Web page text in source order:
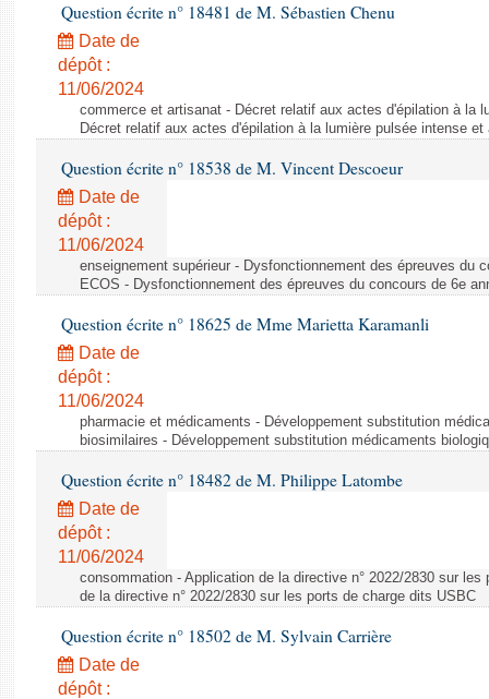
Question écrite n° 18481 de M. Sébastien Chenu
Date de
dépôt :
11/06/2024
commerce et artisanat - Décret relatif aux actes d'épilation à la
Décret relatif aux actes d'épilation à la lumière pulsée intense et
Question écrite n° 18538 de M. Vincent Descoeur
Date de
dépôt :
11/06/2024
enseignement supérieur - Dysfonctionnement des épreuves du
ECOS - Dysfonctionnement des épreuves du concours de 6e
Question écrite n° 18625 de Mme Marietta Karamanli
Date de
dépôt :
11/06/2024
pharmacie et médicaments - Développement substitution
biosimilaires - Développement substitution médicaments
Question écrite n° 18482 de M. Philippe Latombe
Date de
dépôt :
11/06/2024
consommation - Application de la directive n° 2022/2830 sur
de la directive n° 2022/2830 sur les ports de charge dits USBC
Question écrite n° 18502 de M. Sylvain Carrière
Date de
dépôt :